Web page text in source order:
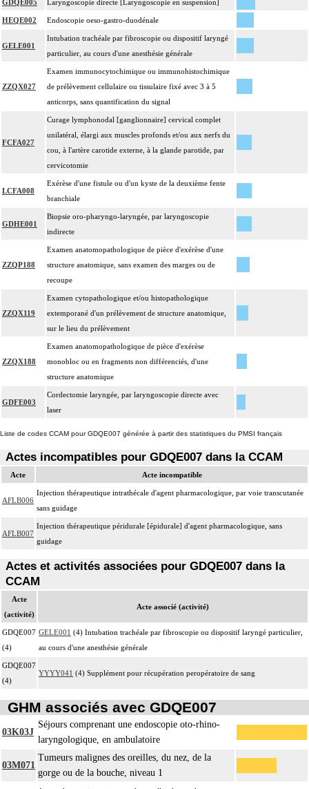
GDQE005 Laryngoscopie directe [Laryngoscopie en suspension]
HEQE002 Endoscopie oeso-gastro-duodénale
GELE001
Intubation trachéale par fibroscopie ou dispositif laryngé
particulier, au cours d'une anesthésie générale
ZZQX027
Examen immunocytochimique ou immunohistochimique
de prélèvement cellulaire ou tissulaire fixé avec 3 à 5
anticorps, sans quantification du signal
FCFA027
Curage lymphonodal [ganglionnaire] cervical complet
unilatéral, élargi aux muscles profonds et/ou aux nerfs du
cou, à l'artère carotide externe, à la glande parotide, par
cervicotomie
LCFA008
Exérèse d'une fistule ou d'un kyste de la deuxième fente
branchiale
GDHE001
Biopsie oro-pharyngo-laryngée, par laryngoscopie
indirecte
ZZQP188
Examen anatomopathologique de pièce d'exérèse d'une
structure anatomique, sans examen des marges ou de
recoupe
ZZQX119
Examen cytopathologique et/ou histopathologique
extemporané d'un prélèvement de structure anatomique,
sur le lieu du prélèvement
ZZQX188
Examen anatomopathologique de pièce d'exérèse
monobloc ou en fragments non différenciés, d'une
structure anatomique
GDFE003
Cordectomie laryngée, par laryngoscopie directe avec
laser
Liste de codes CCAM pour GDQE007 générée à partir des statistiques du PMSI français
Actes incompatibles pour GDQE007 dans la CCAM
Acte Acte incompatible
AFLB006
Injection thérapeutique intrathécale d'agent pharmacologique, par voie transcutanée
sans guidage
AFLB007
Injection thérapeutique péridurale [épidurale] d'agent pharmacologique, sans
guidage
Actes et activités associées pour GDQE007 dans la
CCAM
Acte
(activité)
Acte associé (activité)
GDQE007
(4)
GELE001 (4) Intubation trachéale par fibroscopie ou dispositif laryngé particulier,
au cours d'une anesthésie générale
GDQE007
(4)
YYYY041 (4) Supplément pour récupération peropératoire de sang
GHM associés avec GDQE007
03K03J
Séjours comprenant une endoscopie oto-rhino-
laryngologique, en ambulatoire
03M071
Tumeurs malignes des oreilles, du nez, de la
gorge ou de la bouche, niveau 1